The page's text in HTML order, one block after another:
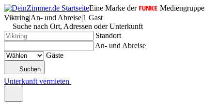
Eine Marke der
Mediengruppe
Viktring|An- und Abreise|1 Gast
Suche nach Ort, Adressen oder Unterkunft
Standort
An- und Abreise
Gäste
Suchen
Unterkunft vermieten